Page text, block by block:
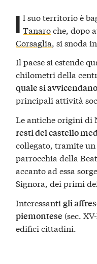
I l suo territorio è
Tanaroche, dopo
Corsaglia, si snoda
Il paese si estende
chilometri della
quale si
principali attività
Le antiche origini di
resti del castello
collegato, tramite
parrocchia della
accanto ad essa
Signora, dei primi
Interessantigli
piemontese (sec.
edifici cittadini.